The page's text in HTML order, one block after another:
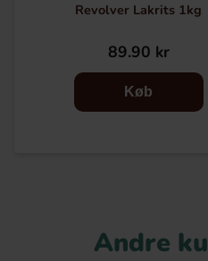
Revolver Lakrits 1kg
89.90 kr
Køb
Andre